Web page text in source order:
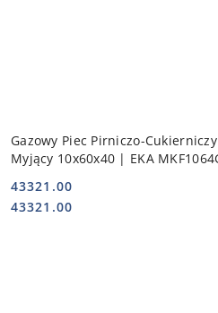
Gazowy Piec Pirniczo-
Myjący 10x60x40 | EKA
Cena:
43321.00
Cena:
43321.00